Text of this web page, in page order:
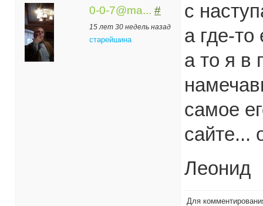
0-0-7@ma... #
15 лет 30 недель назад
старейшина
с
а где-то
а то я в
самое
сайте...
Леонид
Для